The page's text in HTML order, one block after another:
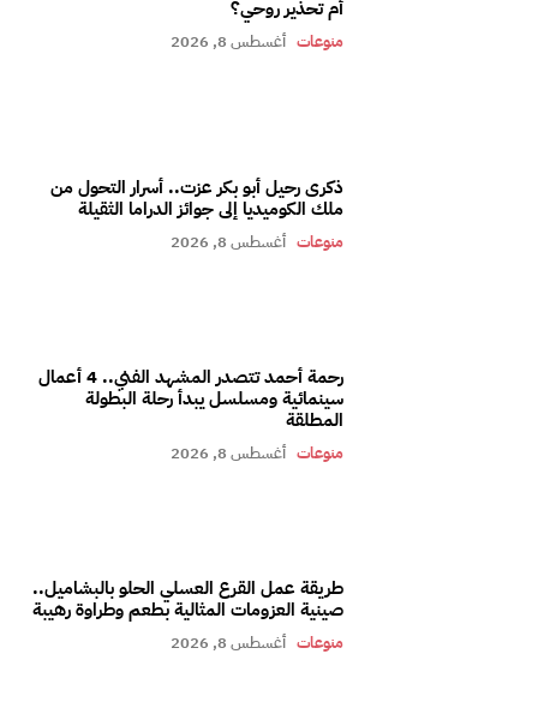
أم تحذير روحي؟
منوعات أغسطس 8, 2026
ذكرى رحيل أبو بكر عزت.. أسرار التحول من
ملك الكوميديا إلى جوائز الدراما الثقيلة
منوعات أغسطس 8, 2026
رحمة أحمد تتصدر المشهد الفني.. 4 أعمال
سينمائية ومسلسل يبدأ رحلة البطولة
المطلقة
منوعات أغسطس 8, 2026
طريقة عمل القرع العسلي الحلو بالبشاميل..
صينية العزومات المثالية بطعم وطراوة رهيبة
منوعات أغسطس 8, 2026